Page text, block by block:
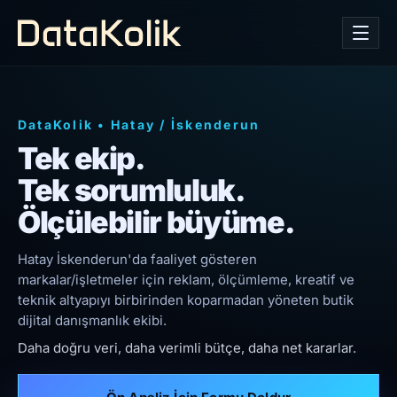
DataKolik • Hatay / İskenderun
Tek ekip.
Tek sorumluluk.
Ölçülebilir büyüme.
Hatay İskenderun'da faaliyet gösteren
markalar/işletmeler için reklam, ölçümleme, kreatif ve
teknik altyapıyı birbirinden koparmadan yöneten butik
dijital danışmanlık ekibi.
Daha doğru veri, daha verimli bütçe, daha net kararlar.